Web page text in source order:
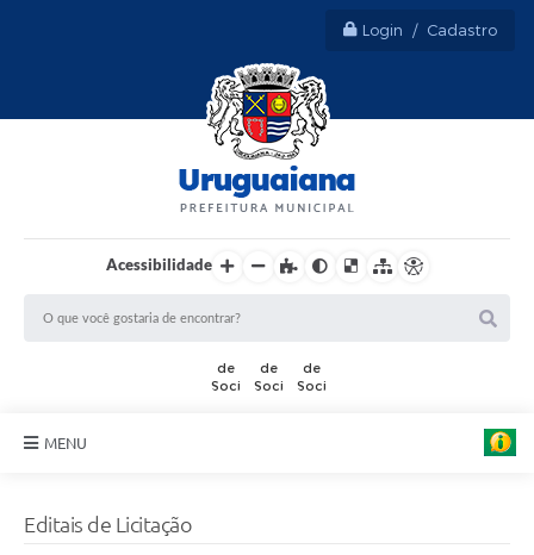
Login / Cadastro
Acessibilidade
MENU
Editais de Licitação